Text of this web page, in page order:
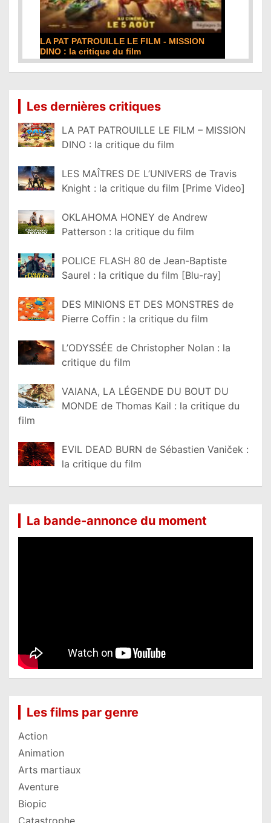
LA PAT PATROUILLE LE FILM - MISSION
DINO : la critique du film
Les dernières critiques
LA PAT PATROUILLE LE FILM – MISSION
DINO : la critique du film
LES MAÎTRES DE L’UNIVERS de Travis
Knight : la critique du film [Prime Video]
OKLAHOMA HONEY de Andrew
Patterson : la critique du film
POLICE FLASH 80 de Jean-Baptiste
Saurel : la critique du film [Blu-ray]
DES MINIONS ET DES MONSTRES de
Pierre Coffin : la critique du film
L’ODYSSÉE de Christopher Nolan : la
critique du film
VAIANA, LA LÉGENDE DU BOUT DU
MONDE de Thomas Kail : la critique du
film
EVIL DEAD BURN de Sébastien Vaniček :
la critique du film
La bande-annonce du moment
Les films par genre
Action
Animation
Arts martiaux
Aventure
Biopic
Catastrophe